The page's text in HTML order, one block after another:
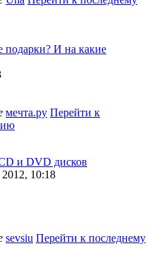
подарки? И на какие
мечта.ру Перейти к
и DVD дисков
10:18
sevsiu Перейти к последнему